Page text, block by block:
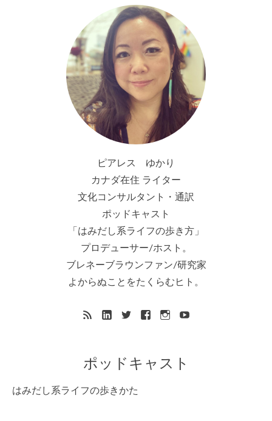
ピアレス ゆかり
カナダ在住 ライター
文化コンサルタント・通訳
ポッドキャスト
「はみだし系ライフの歩き方」
プロデューサー/ホスト。
ブレネーブラウンファン/研究家
よからぬことをたくらむヒト。
ポッドキャスト
はみだし系ライフの歩きかた